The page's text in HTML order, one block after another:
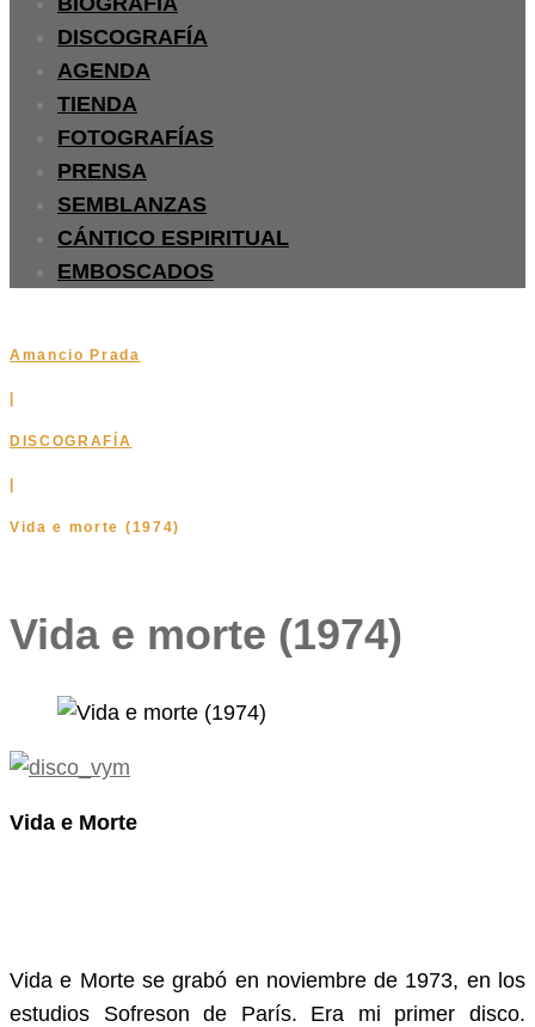
DISCOGRAFÍA
AGENDA
TIENDA
FOTOGRAFÍAS
PRENSA
SEMBLANZAS
CÁNTICO ESPIRITUAL
EMBOSCADOS
Amancio Prada
DISCOGRAFÍA
Vida e morte (1974)
Vida e morte (1974)
Vida e Morte
Vida e Morte se grabó en noviembre de 1973, en los
estudios Sofreson de París. Era mi primer disco.